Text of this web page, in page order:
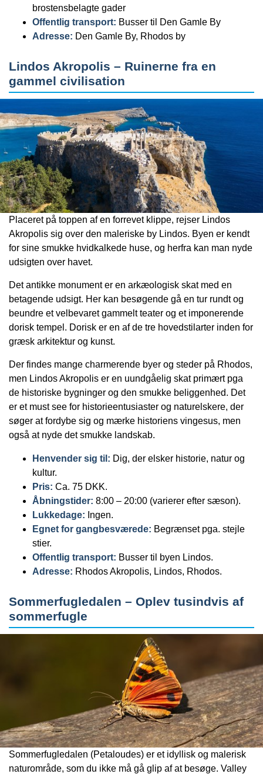
brostensbelagte gader
Offentlig transport: Busser til Den Gamle By
Adresse: Den Gamle By, Rhodos by
Lindos Akropolis – Ruinerne fra en
gammel civilisation
Placeret på toppen af en forrevet klippe, rejser Lindos
Akropolis sig over den maleriske by Lindos. Byen er kendt
for sine smukke hvidkalkede huse, og herfra kan man nyde
udsigten over havet.
Det antikke monument er en arkæologisk skat med en
betagende udsigt. Her kan besøgende gå en tur rundt og
beundre et velbevaret gammelt teater og et imponerende
dorisk tempel. Dorisk er en af de tre hovedstilarter inden for
græsk arkitektur og kunst.
Der findes mange charmerende byer og steder på Rhodos,
men Lindos Akropolis er en uundgåelig skat primært pga
de historiske bygninger og den smukke beliggenhed. Det
er et must see for historieentusiaster og naturelskere, der
søger at fordybe sig og mærke historiens vingesus, men
også at nyde det smukke landskab.
Henvender sig til: Dig, der elsker historie, natur og
kultur.
Pris: Ca. 75 DKK.
Åbningstider: 8:00 – 20:00 (varierer efter sæson).
Lukkedage: Ingen.
Egnet for gangbesværede: Begrænset pga. stejle
stier.
Offentlig transport: Busser til byen Lindos.
Adresse: Rhodos Akropolis, Lindos, Rhodos.
Sommerfugledalen – Oplev tusindvis af
sommerfugle
Sommerfugledalen (Petaloudes) er et idyllisk og malerisk
naturområde, som du ikke må gå glip af at besøge. Valley